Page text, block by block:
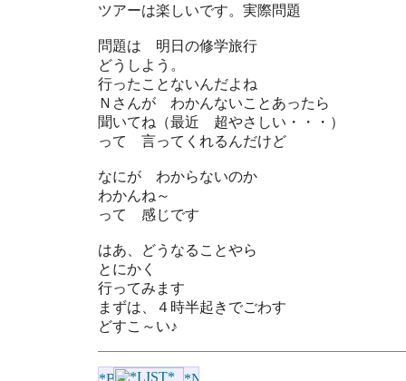
ツアーは楽しいです。実際問題
問題は 明日の修学旅行
どうしよう。
行ったことないんだよね
Ｎさんが わかんないことあったら
聞いてね（最近 超やさしい・・・）
って 言ってくれるんだけど
なにが わからないのか
わかんね～
って 感じです
はあ、どうなることやら
とにかく
行ってみます
まずは、４時半起きでごわす
どすこ～い♪